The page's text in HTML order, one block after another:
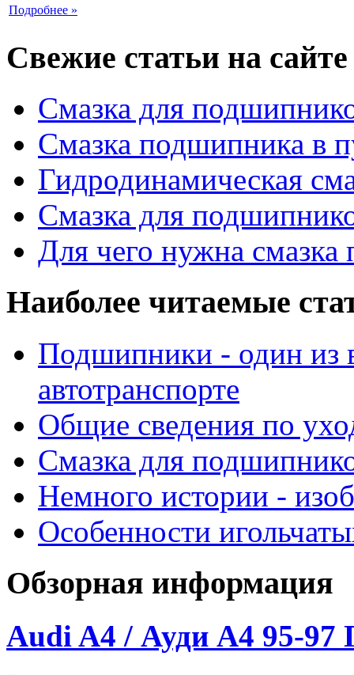
Подробнее »
Свежие статьи на сайте
Смазка для
Смазка подшипника в
Гидродинамическая
Смазка для
Для чего нужна
Наиболее читаемые
Подшипники - один из
автотранспорте
Общие сведения по
Смазка для
Немного истории -
Особенности
Обзорная информация
Audi A4 / Ауди А4 95-97